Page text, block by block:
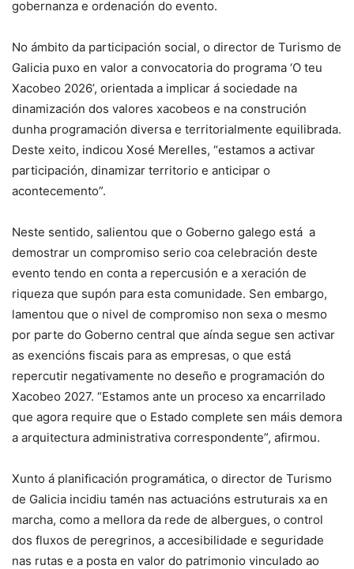
gobernanza e ordenación do evento.
No ámbito da participación social, o director de Turismo de
Galicia puxo en valor a convocatoria do programa ‘O teu
Xacobeo 2026’, orientada a implicar á sociedade na
dinamización dos valores xacobeos e na construción
dunha programación diversa e territorialmente equilibrada.
Deste xeito, indicou Xosé Merelles, “estamos a activar
participación, dinamizar territorio e anticipar o
acontecemento”.
Neste sentido, salientou que o Goberno galego está a
demostrar un compromiso serio coa celebración deste
evento tendo en conta a repercusión e a xeración de
riqueza que supón para esta comunidade. Sen embargo,
lamentou que o nivel de compromiso non sexa o mesmo
por parte do Goberno central que aínda segue sen activar
as exencións fiscais para as empresas, o que está
repercutir negativamente no deseño e programación do
Xacobeo 2027. “Estamos ante un proceso xa encarrilado
que agora require que o Estado complete sen máis demora
a arquitectura administrativa correspondente”, afirmou.
Xunto á planificación programática, o director de Turismo
de Galicia incidiu tamén nas actuacións estruturais xa en
marcha, como a mellora da rede de albergues, o control
dos fluxos de peregrinos, a accesibilidade e seguridade
nas rutas e a posta en valor do patrimonio vinculado ao